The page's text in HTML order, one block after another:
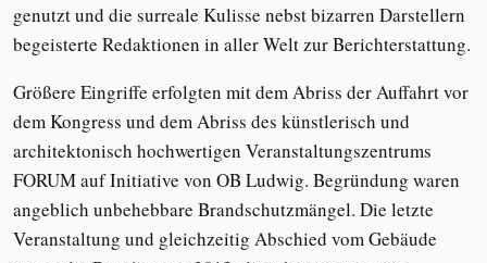
genutzt und die surreale Kulisse nebst bizarren Darstellern
begeisterte Redaktionen in aller Welt zur Berichterstattung.
Größere Eingriffe erfolgten mit dem Abriss der Auffahrt vor
dem Kongress und dem Abriss des künstlerisch und
architektonisch hochwertigen Veranstaltungszentrums
FORUM auf Initiative von OB Ludwig. Begründung waren
angeblich unbehebbare Brandschutzmängel. Die letzte
Veranstaltung und gleichzeitig Abschied vom Gebäude